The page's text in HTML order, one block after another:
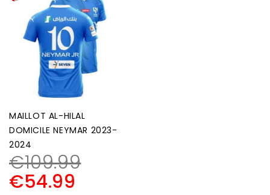
MAILLOT AL-HILAL
DOMICILE NEYMAR 2023-
2024
€109.99
€54.99